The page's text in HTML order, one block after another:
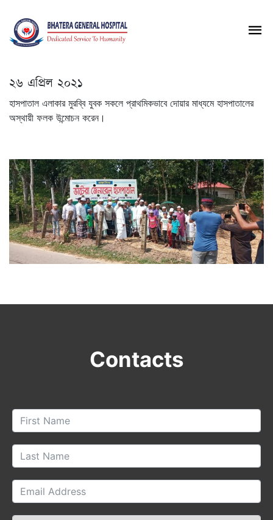
২৬ এপ্রিল ২০২১
হাসপাতাল এলাকার মুরব্বি যুবক সকলে প্রাথমিকভাবে দোয়ার মাধ্যমে হাসপাতালের
অস্থায়ী ফলক উন্মোচন করেন।
Contacts